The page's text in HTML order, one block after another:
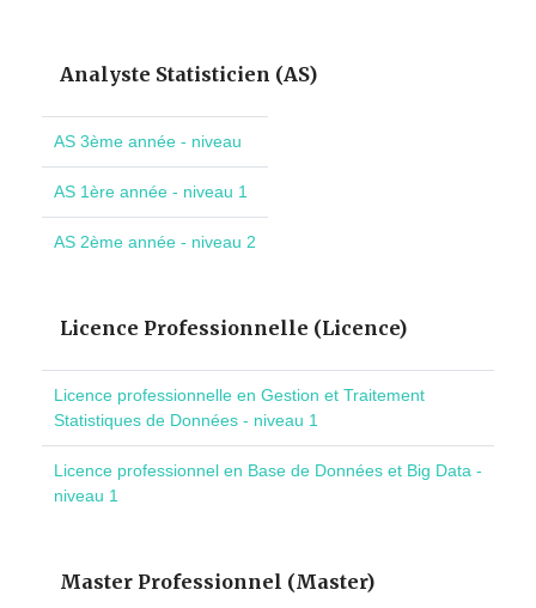
Analyste Statisticien (AS)
AS 3ème année - niveau
AS 1ère année - niveau 1
AS 2ème année - niveau 2
Licence Professionnelle (Licence)
Licence professionnelle en Gestion et Traitement
Statistiques de Données - niveau 1
Licence professionnel en Base de Données et Big Data -
niveau 1
Master Professionnel (Master)